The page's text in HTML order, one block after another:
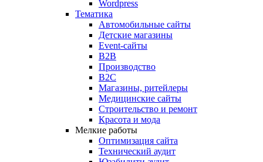
Wordpress
Тематика
Автомобильные сайты
Детские магазины
Event-сайты
B2B
Производство
B2C
Магазины, ритейлеры
Медицинские сайты
Строительство и ремонт
Красота и мода
Мелкие работы
Оптимизация сайта
Технический аудит